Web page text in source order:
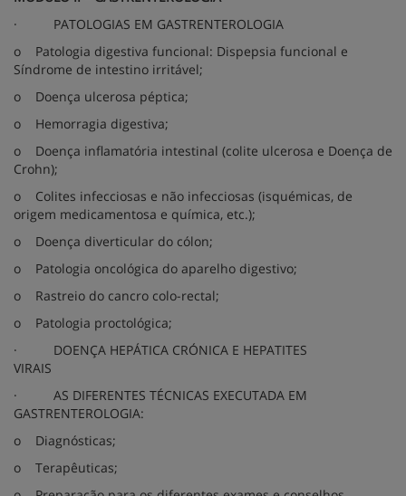
·
PATOLOGIAS EM GASTRENTEROLOGIA
o
Patologia digestiva funcional: Dispepsia funcional e
Síndrome de intestino irritável;
o
Doença ulcerosa péptica;
o
Hemorragia digestiva;
o
Doença inflamatória intestinal (colite ulcerosa e Doença de
Crohn);
o
Colites infecciosas e não infecciosas (isquémicas, de
origem medicamentosa e química, etc.);
o
Doença diverticular do cólon;
o
Patologia oncológica do aparelho digestivo;
o
Rastreio do cancro colo-rectal;
o
Patologia proctológica;
·
DOENÇA HEPÁTICA CRÓNICA E HEPATITES
VIRAIS
·
AS DIFERENTES TÉCNICAS EXECUTADA EM
GASTRENTEROLOGIA:
o
Diagnósticas;
o
Terapêuticas;